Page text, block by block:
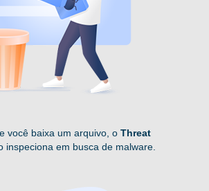
você baixa um arquivo, o Threat
inspeciona em busca de malware.